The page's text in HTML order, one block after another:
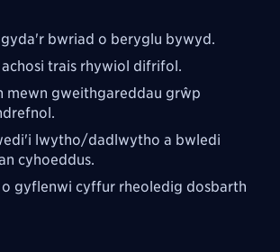
bwriad o beryglu bywyd.
trais rhywiol difrifol.
mewn gweithgareddau grŵp
lwytho/dadlwytho a bwledi
cyhoeddus.
o gyflenwi cyffur rheoledig dosbarth